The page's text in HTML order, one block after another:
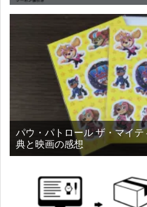
パウ・パトロール ザ・マイ
典と映画の感想